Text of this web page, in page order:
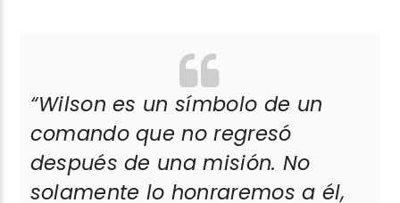
“Wilson es un símbolo de un
comando que no regresó
después de una misión. No
solamente lo honraremos a él,